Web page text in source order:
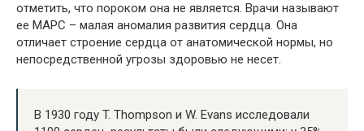
отметить, что пороком она не является. Врачи называют
ее МАРС – малая аномалия развития сердца. Она
отличает строение сердца от анатомической нормы, но
непосредственной угрозы здоровью не несет.
В 1930 году T. Thompson и W. Evans исследовали